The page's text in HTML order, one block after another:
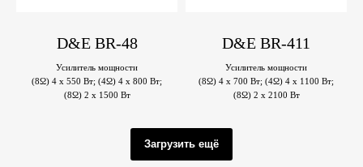
D&E BR-48
Усилитель мощности
(8Ω) 4 x 550 Вт; (4Ω) 4 x 800 Вт;
(8Ω) 2 x 1500 Вт
D&E BR-411
Усилитель мощности
(8Ω) 4 x 700 Вт; (4Ω) 4 x 1100 Вт;
(8Ω) 2 x 2100 Вт
Загрузить ещё